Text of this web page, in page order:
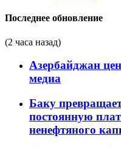
Последнее обновление
(2 часа назад)
Азербайджан
медиа
Баку
постоянную
ненефтяного